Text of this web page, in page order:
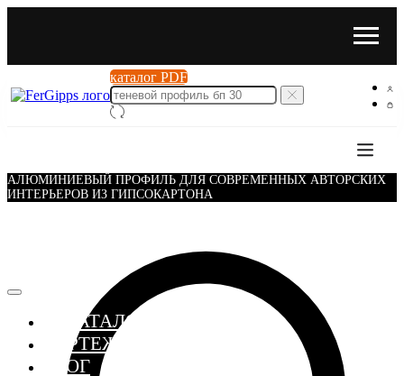
каталог PDF
АЛЮМИНИЕВЫЙ ПРОФИЛЬ ДЛЯ СОВРЕМЕННЫХ АВТОРСКИХ
ИНТЕРЬЕРОВ ИЗ ГИПСОКАРТОНА
≣ КАТАЛОГ
ЧЕРТЕЖИ
БЛОГ